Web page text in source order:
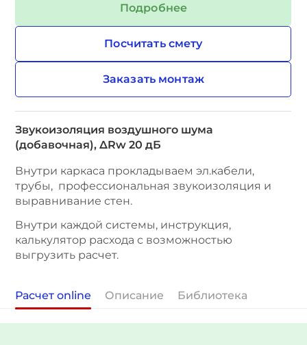
Подробнее
Посчитать смету
Заказать монтаж
Звукоизоляция воздушного шума
(добавочная), ∆Rw 20 дБ
Внутри каркаса прокладываем эл.кабели,
трубы, профессиональная звукоизоляция и
выравнивание стен.
Внутри каждой системы, инструкция,
калькулятор расхода с возможностью
выгрузить расчет.
Расчет online Описание Библиотека